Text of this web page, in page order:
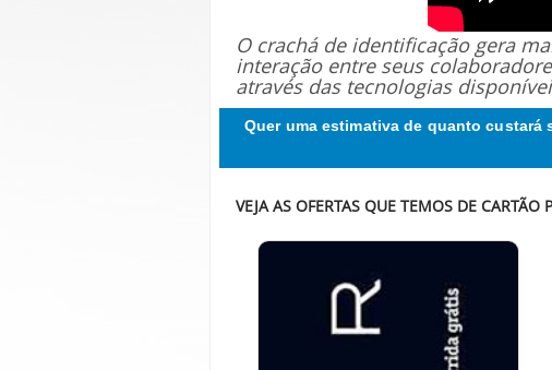
O crachá de identificação gera
interação entre seus
através das tecnologias
Quer uma estimativa de quanto custará
VEJA AS OFERTAS QUE TEMOS DE